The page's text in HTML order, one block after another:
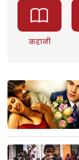
कहानी